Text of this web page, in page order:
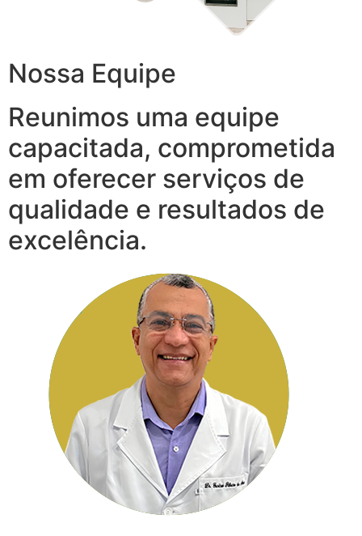
Nossa Equipe
Reunimos uma equipe
capacitada, comprometida
em oferecer serviços de
qualidade e resultados de
excelência.